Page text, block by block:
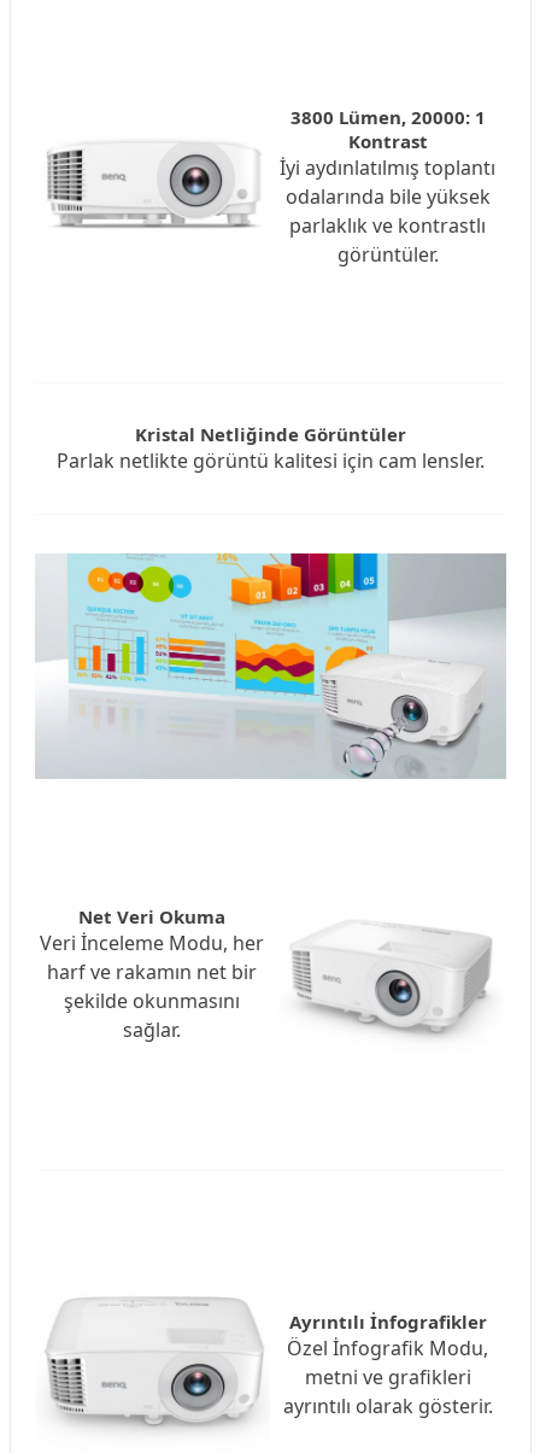
3800 Lümen, 20000: 1
Kontrast
İyi aydınlatılmış toplantı
odalarında bile yüksek
parlaklık ve kontrastlı
görüntüler.
Kristal Netliğinde Görüntüler
Parlak netlikte görüntü kalitesi için cam lensler.
Net Veri Okuma
Veri İnceleme Modu, her
harf ve rakamın net bir
şekilde okunmasını
sağlar.
Ayrıntılı İnfografikler
Özel İnfografik Modu,
metni ve grafikleri
ayrıntılı olarak gösterir.